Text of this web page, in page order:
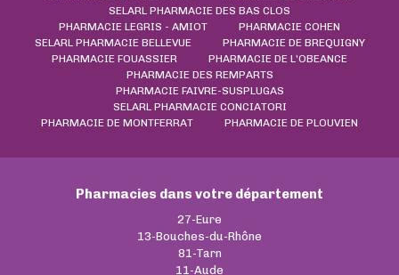
SELARL PHARMACIE DES BAS CLOS
PHARMACIE LEGRIS - AMIOT
PHARMACIE COHEN
SELARL PHARMACIE BELLEVUE
PHARMACIE DE BREQUIGNY
PHARMACIE FOUASSIER
PHARMACIE DE L'OBEANCE
PHARMACIE DES REMPARTS
PHARMACIE FAIVRE-SUSPLUGAS
SELARL PHARMACIE CONCIATORI
PHARMACIE DE MONTFERRAT
PHARMACIE DE PLOUVIEN
Pharmacies dans votre département
27-Eure
13-Bouches-du-Rhône
81-Tarn
11-Aude